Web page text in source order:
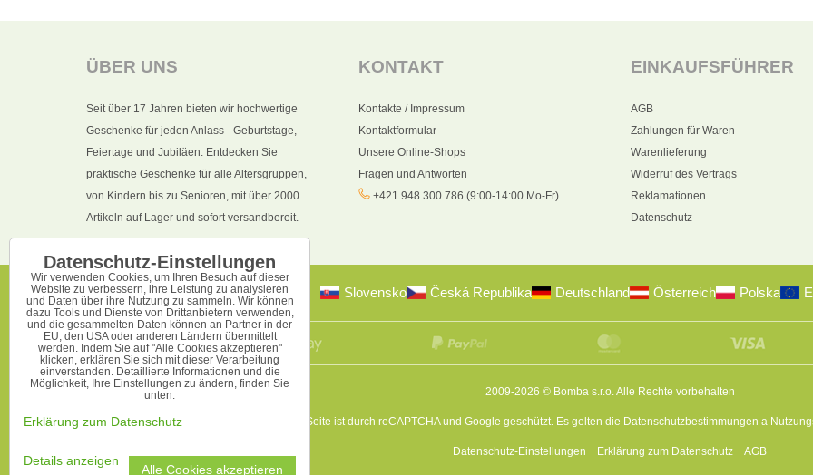
ÜBER UNS
Seit über 17 Jahren bieten wir hochwertige
Geschenke für jeden Anlass - Geburtstage,
Feiertage und Jubiläen. Entdecken Sie
praktische Geschenke für alle Altersgruppen,
von Kindern bis zu Senioren, mit über 2000
Artikeln auf Lager und sofort versandbereit.
KONTAKT
Kontakte / Impressum
Kontaktformular
Unsere Online-Shops
Fragen und Antworten
+421 948 300 786 (9:00-14:00 Mo-Fr)
EINKAUFSFÜHRER
AGB
Zahlungen für Waren
Warenlieferung
Widerruf des Vertrags
Reklamationen
Datenschutz
Slovensko Česká Republika Deutschland Österreich Polska
2009-2026 © Bomba s.r.o.Alle Rechte vorbehalten
Diese Seite ist durch reCAPTCHA und Google geschützt. Es gelten die Datenschutzbestimmungen a
Datenschutz-Einstellungen Erklärung zum Datenschutz AGB
Datenschutz-Einstellungen
Wir verwenden Cookies, um Ihren Besuch auf dieser
Website zu verbessern, ihre Leistung zu analysieren
und Daten über ihre Nutzung zu sammeln. Wir können
dazu Tools und Dienste von Drittanbietern verwenden,
und die gesammelten Daten können an Partner in der
EU, den USA oder anderen Ländern übermittelt
werden. Indem Sie auf "Alle Cookies akzeptieren"
klicken, erklären Sie sich mit dieser Verarbeitung
einverstanden. Detaillierte Informationen und die
Möglichkeit, Ihre Einstellungen zu ändern, finden Sie
unten.
Erklärung zum Datenschutz
Details anzeigen
Alle Cookies akzeptieren